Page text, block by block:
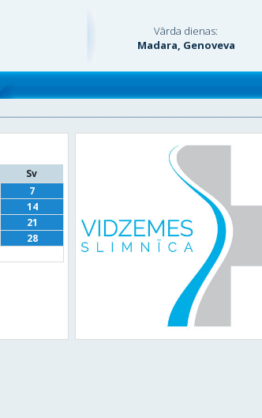
Vārda dienas:
Madara, Genoveva
Sv
7
14
21
28